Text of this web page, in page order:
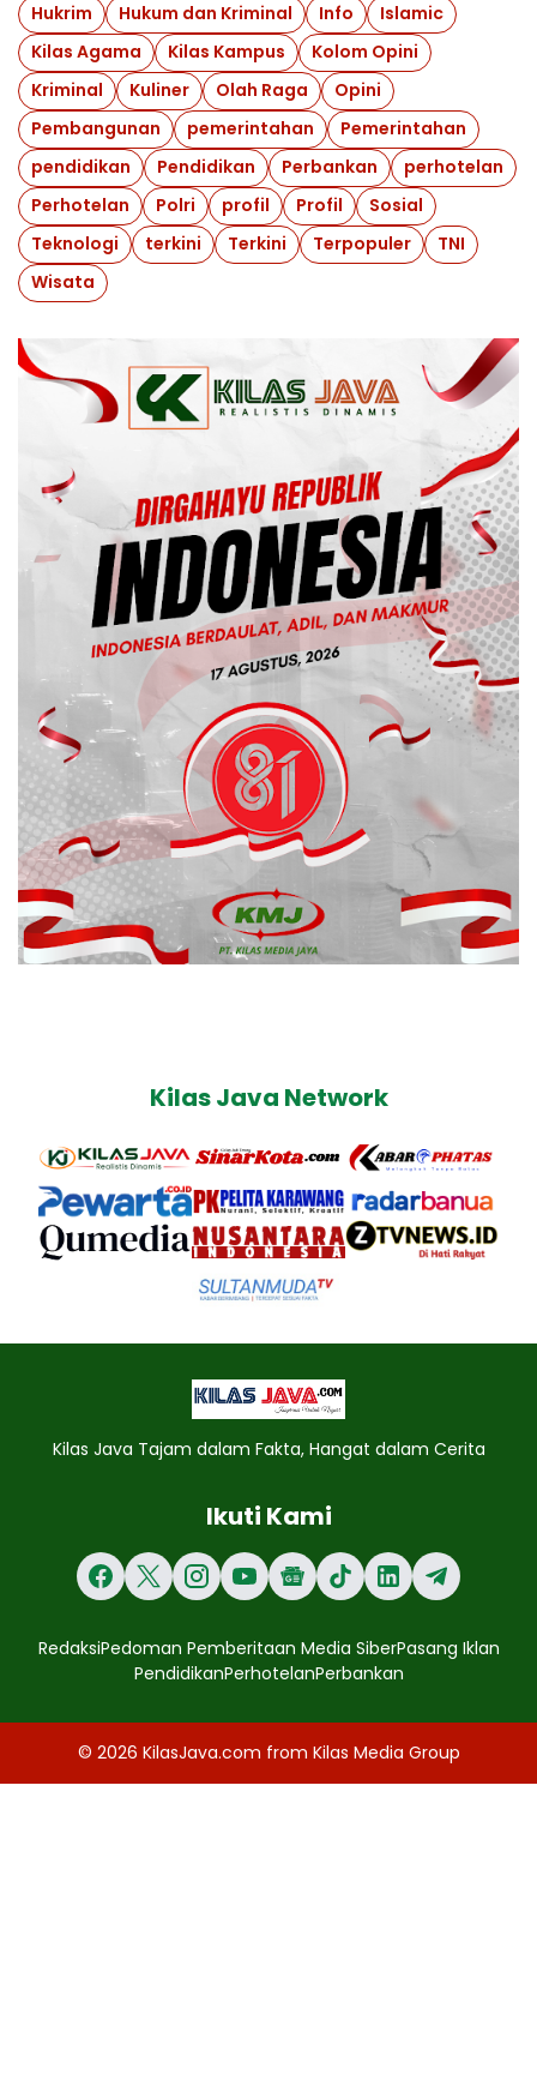
Hukrim
Hukum dan Kriminal Info
Islamic
Kilas Agama
Kilas Kampus
Kolom Opini
Kriminal
Kuliner Olah Raga
Opini
Pembangunan
pemerintahan
Pemerintahan
pendidikan
Pendidikan Perbankan
perhotelan
Perhotelan
Polri profil Profil
Sosial
Teknologi
terkini Terkini Terpopuler
TNI
Wisata
Kilas Java Network
Kilas Java Tajam dalam Fakta, Hangat dalam Cerita
Ikuti Kami
RedaksiPedoman Pemberitaan Media SiberPasang Iklan
PendidikanPerhotelanPerbankan
© 2026 KilasJava.com from Kilas Media Group